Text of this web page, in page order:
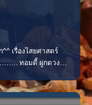
เรื่องไสยศาสตร์
ทอมดี้ ผูกดวง
พี่หมอเสริมดวงให้
มกลับมาเระ 555 พอ